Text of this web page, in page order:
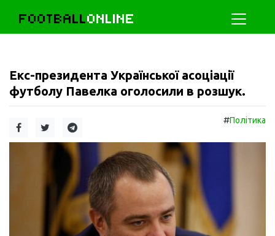
FOOTBALLONLINE
Екс-президента Української асоціації
футболу Павелка оголосили в розшук.
#Політика